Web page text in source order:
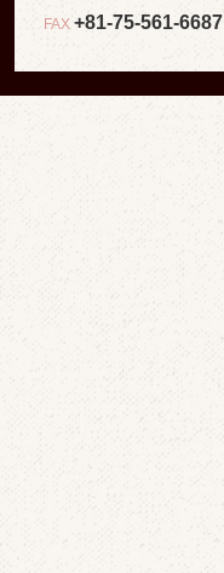
FAX +81-75-561-6687